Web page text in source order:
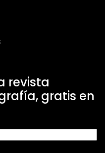
revista
gratis en